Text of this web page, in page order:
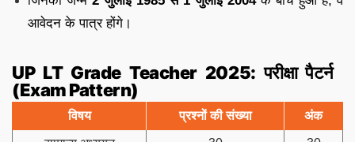
आवेदन के पात्र होंगे।
UP LT Grade Teacher 2025:परीक्षा पैटर्न
(Exam Pattern)
विषय प्रश्नों की संख्या अंक